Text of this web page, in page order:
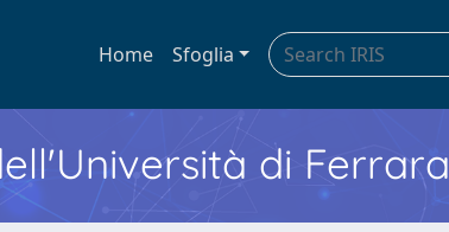
Home Sfoglia
di Ferrara